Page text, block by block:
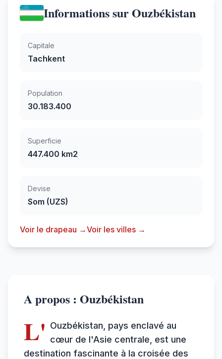
Informations sur Ouzbékistan
Capitale
Tachkent
Population
30.183.400
Superficie
447.400 km2
Devise
Som (UZS)
Voir le drapeau →Voir les villes →
A propos : Ouzbékistan
L' Ouzbékistan, pays enclavé au
cœur de l'Asie centrale, est une
destination fascinante à la croisée des